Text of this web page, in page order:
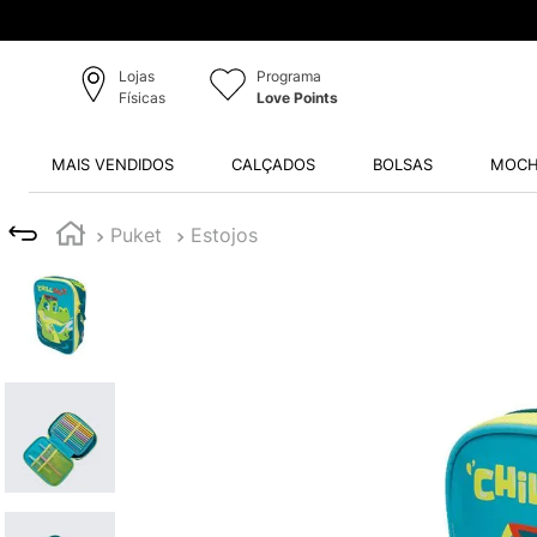
Lojas
Físicas
Programa
Love Points
MAIS VENDIDOS CALÇADOS BOLSAS
Puket Estojos